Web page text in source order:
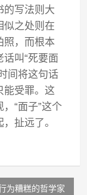
的写法则大
似之处则在
照，而根本
叫“死要面
间将这句话
能受罪。这
“面子”这个
扯远了。
为糟糕的哲学家